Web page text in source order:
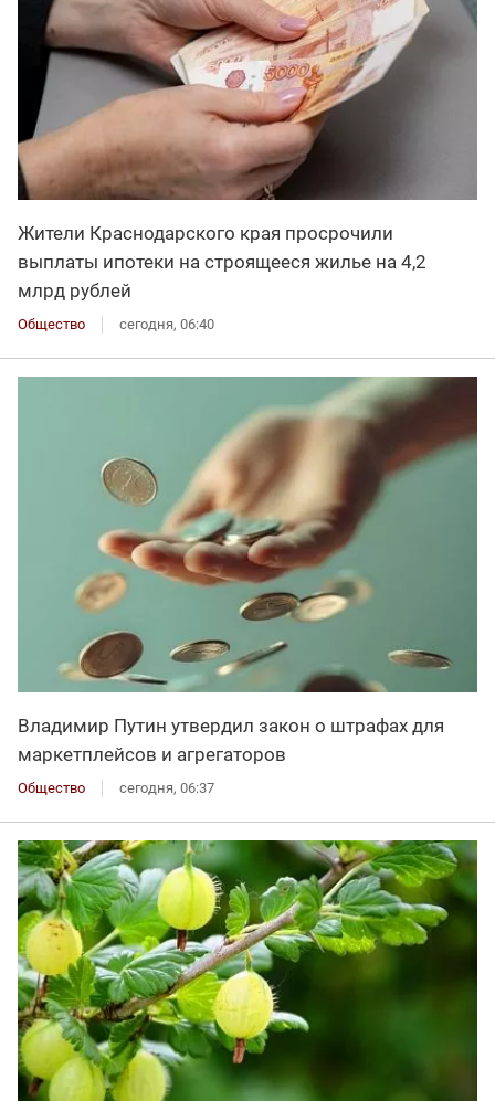
Жители Краснодарского края просрочили
выплаты ипотеки на строящееся жилье на 4,2
млрд рублей
Общество сегодня, 06:40
Владимир Путин утвердил закон о штрафах для
маркетплейсов и агрегаторов
Общество сегодня, 06:37